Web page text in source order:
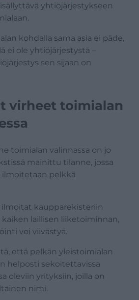
yhtiöjärjestykseen
kohdalla sama asia ei päde,
ei ole yhtiöjärjestystä –
sen sijaan on
virheet toimialan
toimialan valinnassa on jo
mainittu tilanne, jossa
pelkkä
ilmoitat kaupparekisteriin
laillisen liiketoiminnan,
voi viivästyä.
että pelkän yleistoimialan
helposti sekoitettavissa
oleviin yrityksiin, joilla on
nimi.